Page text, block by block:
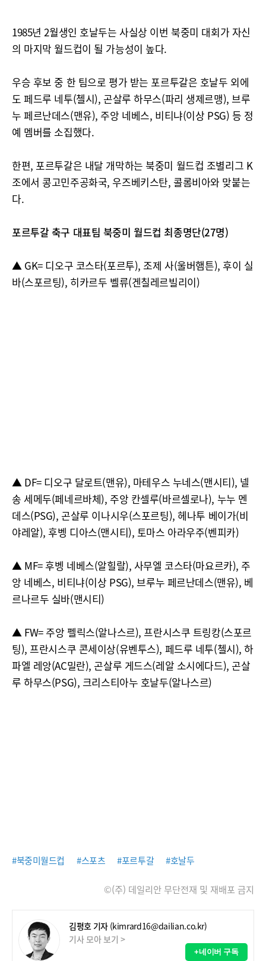
1985년 2월생인 호날두는 사실상 이번 북중미 대회가 자신
의 마지막 월드컵이 될 가능성이 높다.
우승 후보 중 한 팀으로 평가 받는 포르투갈은 호날두 외에
도 페드루 네투(첼시), 곤살루 하무스(파리 생제르맹), 브루
누 페르난데스(맨유), 주앙 네베스, 비티냐(이상 PSG) 등 정
예 멤버를 소집했다.
한편, 포르투갈은 내달 개막하는 북중미 월드컵 조별리그 K
조에서 콩고민주공화국, 우즈베키스탄, 콜롬비아와 맞붙는
다.
포르투갈 축구 대표팀 북중미 월드컵 최종명단(27명)
▲ GK= 디오구 코스타(포르투), 조제 사(울버햄튼), 후이 실
바(스포르팅), 히카르두 벨류(겐칠레르빌리이)
▲ DF= 디오구 달로트(맨유), 마테우스 누네스(맨시티), 넬
송 세메두(페네르바체), 주앙 칸셀루(바르셀로나), 누누 멘
데스(PSG), 곤살루 이나시우(스포르팅), 헤나투 베이가(비
야레알), 후벵 디아스(맨시티), 토마스 아라우주(벤피카)
▲ MF= 후벵 네베스(알힐랄), 사무엘 코스타(마요르카), 주
앙 네베스, 비티냐(이상 PSG), 브루누 페르난데스(맨유), 베
르나르두 실바(맨시티)
▲ FW= 주앙 펠릭스(알나스르), 프란시스쿠 트링캉(스포르
팅), 프란시스쿠 콘세이상(유벤투스), 페드루 네투(첼시), 하
파엘 레앙(AC밀란), 곤살루 게드스(레알 소시에다드), 곤살
루 하무스(PSG), 크리스티아누 호날두(알나스르)
#북중미월드컵 #스포츠 #포르투갈 #호날두
©(주) 데일리안 무단전재 및 재배포 금지
김평호 기자 (kimrard16@dailian.co.kr)
기사 모아 보기 >
+네이버 구독